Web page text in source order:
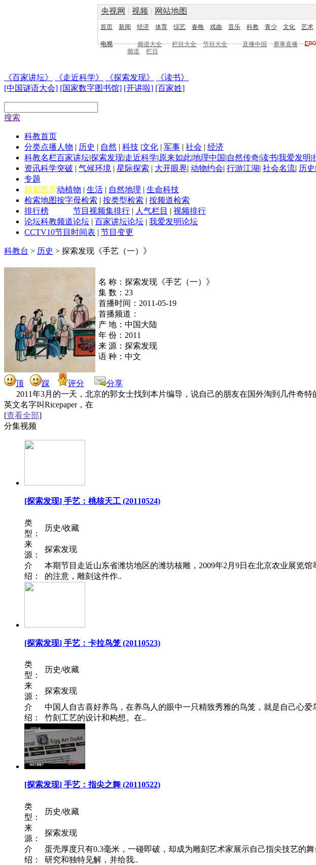
央视网 | 视频 | 网站地图
首页 新闻 经济 体育 综艺 春晚 戏曲 音乐 科教 青少 文化 艺术
电视 频道大全 栏目大全 节目大全 直播中国 赛事直播
频道
栏目
《百家讲坛》 《走近科学》 《探索发现》
《读书》
[中国谜语大会] [国家数字图书馆] [开讲啦] [百家姓]
搜索
科教首页
分类点播 人物 | 历史 | 自然 | 科技 |文化 | 军事 | 社会 | 经济
科教名栏百家讲坛|探索发现|走近科学|原来如此|地理中国|自然传奇|读书|我爱发明|
资讯科学突破 | 气候环境 | 星际探索 | 大开眼界| 动物约会| 行游江湖| 社会名流| 历
专题
探索图库动植物 | 生活 | 自然地理 | 生命科技
检索地图按字母检索 | 按类型检索 | 按频道检索
排行榜
节目视频集排行 | 人气栏目 | 视频排行
论坛科教频道论坛 | 百家讲坛论坛 | 我爱发明论坛
CCTV10节目时间表 | 节目变更
科教台 > 历史 > 探索发现《手艺（一）》
名 称：探索发现《手艺（一）》
集 数：23
首播时间：2011-05-19
首播频道：
产 地：中国大陆
年 份：2011
来 源：探索发现
语 种：中文
顶 踩 评分
分享
2011年3月的一天，北京的郭女士找到本片编导，说自己的朋友在国外淘到几件奇
英文名字叫Ricepaper，在
[查看全部]
分集视频
[探索发现] 手艺：桃核天工 (20110524)
类
型：
历史/收藏
来
源：
探索发现
介
绍：
本期节目走近山东省潍坊地区的潍坊核雕，2009年2月9日在北京农业展览
的注意，雕刻这件作..
[探索发现] 手艺：卡拉鸟笼 (20110523)
类
型：
历史/收藏
来
源：
探索发现
介
绍：
中国人自古喜好养鸟，在养鸟人的眼中一只精致秀雅的鸟笼，就是自己心
竹刻工艺的设计和构想。在..
[探索发现] 手艺：指尖之舞 (20110522)
类
型：
历史/收藏
来
源：
探索发现
介
绍：
蛋壳厚度只有0.3毫米，一碰即破，却成为雕刻艺术家展示自己指尖技艺的
研究和独特见解，并给我..